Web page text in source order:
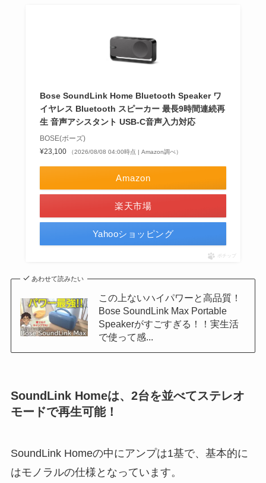
Bose SoundLink Home Bluetooth Speaker ワ
イヤレス Bluetooth スピーカー 最長9時間連続再
生 音声アシスタント USB-C音声入力対応
BOSE(ボーズ)
¥23,100
（2026/08/08 04:00時点 | Amazon調べ）
Amazon
楽天市場
Yahooショッピング
ポチップ
あわせて読みたい
この上ないハイパワーと高品質！
Bose SoundLink Max Portable
Speakerがすごすぎる！！実生活
で使って感...
SoundLink Homeは、2台を並べてステレオ
モードで再生可能！
SoundLink Homeの中にアンプは1基で、基本的に
はモノラルの仕様となっています。